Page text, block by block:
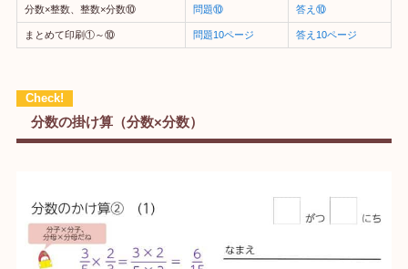
分数×整数、整数×分数⑩ 問題⑩ 答え⑩
まとめて印刷①～⑩ 問題10ページ 答え10ページ
分数の掛け算（分数×分数）